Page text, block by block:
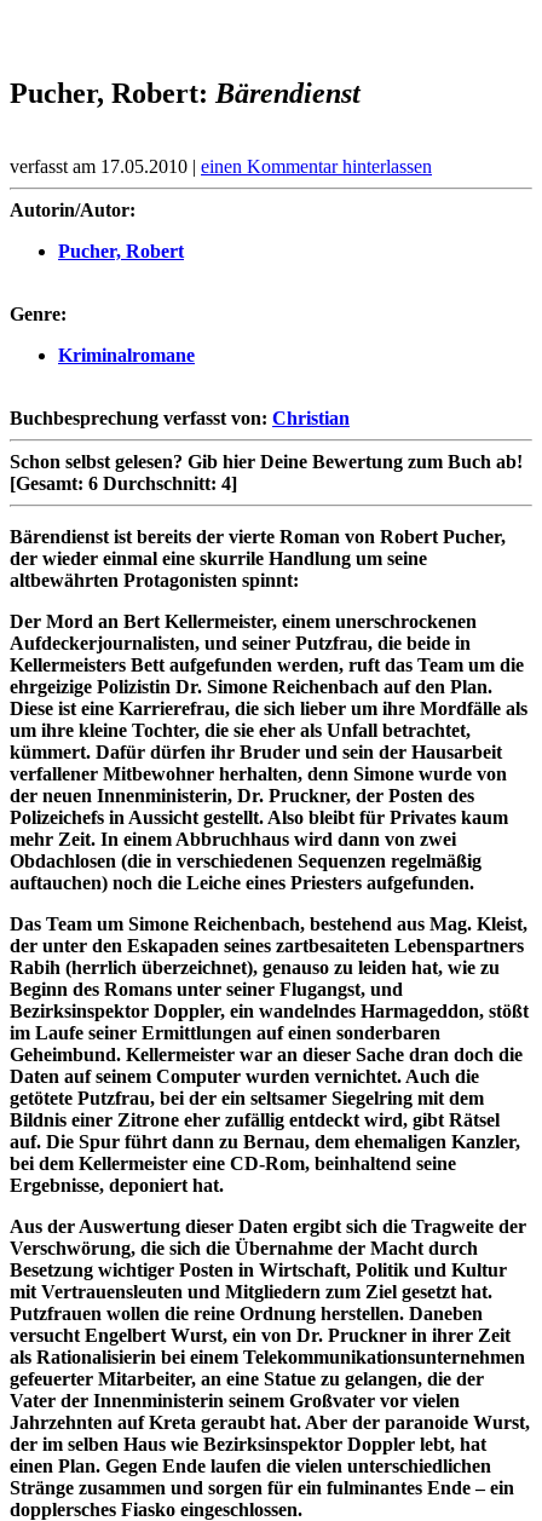
Pucher, Robert: Bärendienst
verfasst am 17.05.2010 | einen Kommentar hinterlassen
Autorin/Autor:
Pucher, Robert
Genre:
Kriminalromane
Buchbesprechung verfasst von: Christian
Schon selbst gelesen? Gib hier Deine Bewertung zum Buch ab!
[Gesamt: 6 Durchschnitt: 4]
Bärendienst ist bereits der vierte Roman von Robert Pucher,
der wieder einmal eine skurrile Handlung um seine
altbewährten Protagonisten spinnt:
Der Mord an Bert Kellermeister, einem unerschrockenen
Aufdeckerjournalisten, und seiner Putzfrau, die beide in
Kellermeisters Bett aufgefunden werden, ruft das Team um die
ehrgeizige Polizistin Dr. Simone Reichenbach auf den Plan.
Diese ist eine Karrierefrau, die sich lieber um ihre Mordfälle als
um ihre kleine Tochter, die sie eher als Unfall betrachtet,
kümmert. Dafür dürfen ihr Bruder und sein der Hausarbeit
verfallener Mitbewohner herhalten, denn Simone wurde von
der neuen Innenministerin, Dr. Pruckner, der Posten des
Polizeichefs in Aussicht gestellt. Also bleibt für Privates kaum
mehr Zeit. In einem Abbruchhaus wird dann von zwei
Obdachlosen (die in verschiedenen Sequenzen regelmäßig
auftauchen) noch die Leiche eines Priesters aufgefunden.
Das Team um Simone Reichenbach, bestehend aus Mag. Kleist,
der unter den Eskapaden seines zartbesaiteten Lebenspartners
Rabih (herrlich überzeichnet), genauso zu leiden hat, wie zu
Beginn des Romans unter seiner Flugangst, und
Bezirksinspektor Doppler, ein wandelndes Harmageddon, stößt
im Laufe seiner Ermittlungen auf einen sonderbaren
Geheimbund. Kellermeister war an dieser Sache dran doch die
Daten auf seinem Computer wurden vernichtet. Auch die
getötete Putzfrau, bei der ein seltsamer Siegelring mit dem
Bildnis einer Zitrone eher zufällig entdeckt wird, gibt Rätsel
auf. Die Spur führt dann zu Bernau, dem ehemaligen Kanzler,
bei dem Kellermeister eine CD-Rom, beinhaltend seine
Ergebnisse, deponiert hat.
Aus der Auswertung dieser Daten ergibt sich die Tragweite der
Verschwörung, die sich die Übernahme der Macht durch
Besetzung wichtiger Posten in Wirtschaft, Politik und Kultur
mit Vertrauensleuten und Mitgliedern zum Ziel gesetzt hat.
Putzfrauen wollen die reine Ordnung herstellen. Daneben
versucht Engelbert Wurst, ein von Dr. Pruckner in ihrer Zeit
als Rationalisierin bei einem Telekommunikationsunternehmen
gefeuerter Mitarbeiter, an eine Statue zu gelangen, die der
Vater der Innenministerin seinem Großvater vor vielen
Jahrzehnten auf Kreta geraubt hat. Aber der paranoide Wurst,
der im selben Haus wie Bezirksinspektor Doppler lebt, hat
einen Plan. Gegen Ende laufen die vielen unterschiedlichen
Stränge zusammen und sorgen für ein fulminantes Ende – ein
dopplersches Fiasko eingeschlossen.